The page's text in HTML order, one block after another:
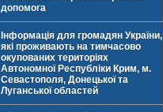
допомога
Інформація для громадян України,
які проживають на тимчасово
окупованих територіях
Автономної Республіки Крим, м.
Севастополя, Донецької та
Луганської областей